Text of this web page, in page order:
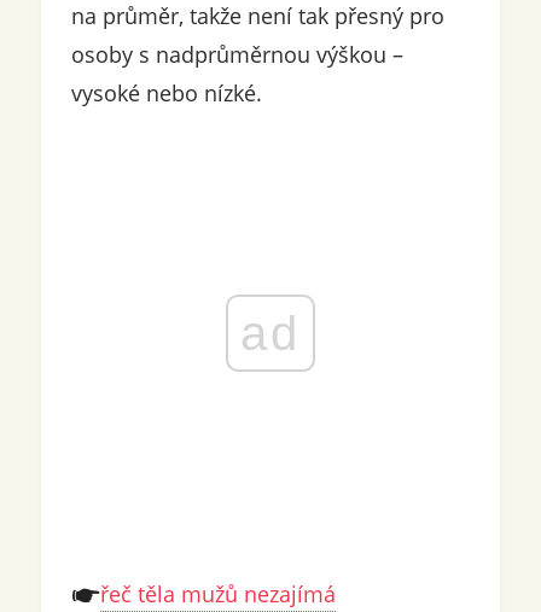
na průměr, takže není tak přesný pro
osoby s nadprůměrnou výškou –
vysoké nebo nízké.
ad
řeč těla mužů nezajímá